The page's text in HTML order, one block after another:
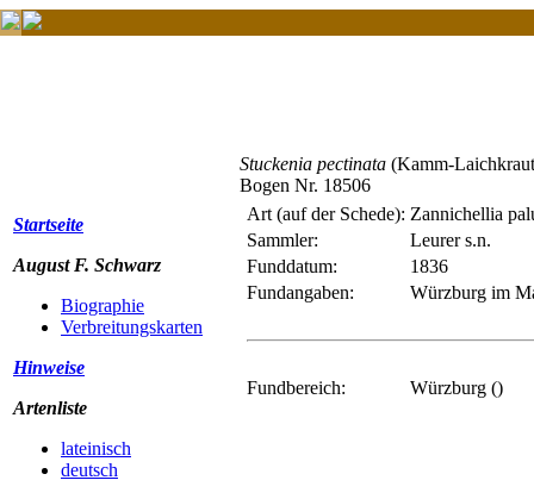
Startseite
August F. Schwarz
Biographie
Verbreitungskarten
Hinweise
Artenliste
lateinisch
deutsch
Stuckenia pectinata (Kamm-
Bogen Nr. 18506
Art (auf der Schede): Zannichellia
Sammler:
Leurer s.n.
Funddatum:
1836
Fundangaben:
Würzburg im
Fundbereich: Würzburg ()